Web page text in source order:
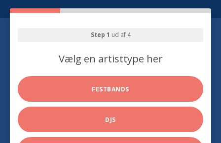
Step 1 ud af 4
Vælg en artisttype her
FESTBANDS
DJS